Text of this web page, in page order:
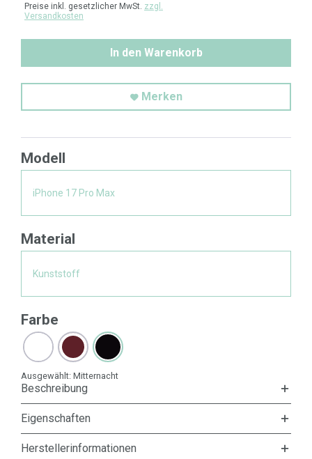
Preise inkl. gesetzlicher MwSt. zzgl.
Versandkosten
In den Warenkorb
Merken
Modell
iPhone 17 Pro Max
Material
Kunststoff
Farbe
Ausgewählt: Mitternacht
Beschreibung
Eigenschaften
Herstellerinformationen